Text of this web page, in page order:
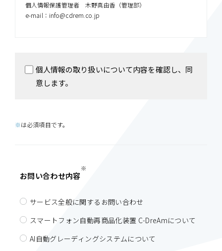
個人情報保護管理者 木野真由香（管理部）
e-mail：info@cdrem.co.jp
当社が取得したすべての個人情報は、お問い合わせに対する連
絡を目的として利用します。
お預かりした個人情報は、当社所定の手続きにより安全管理が
個人情報の取り扱いについて内容を確認し、同
意します。
※は必須項目です。
お問い合わせ内容
※
サービス全般に関するお問い合わせ
スマートフォン自動再商品化装置 C-DreAmについて
AI自動グレーディングシステムについて